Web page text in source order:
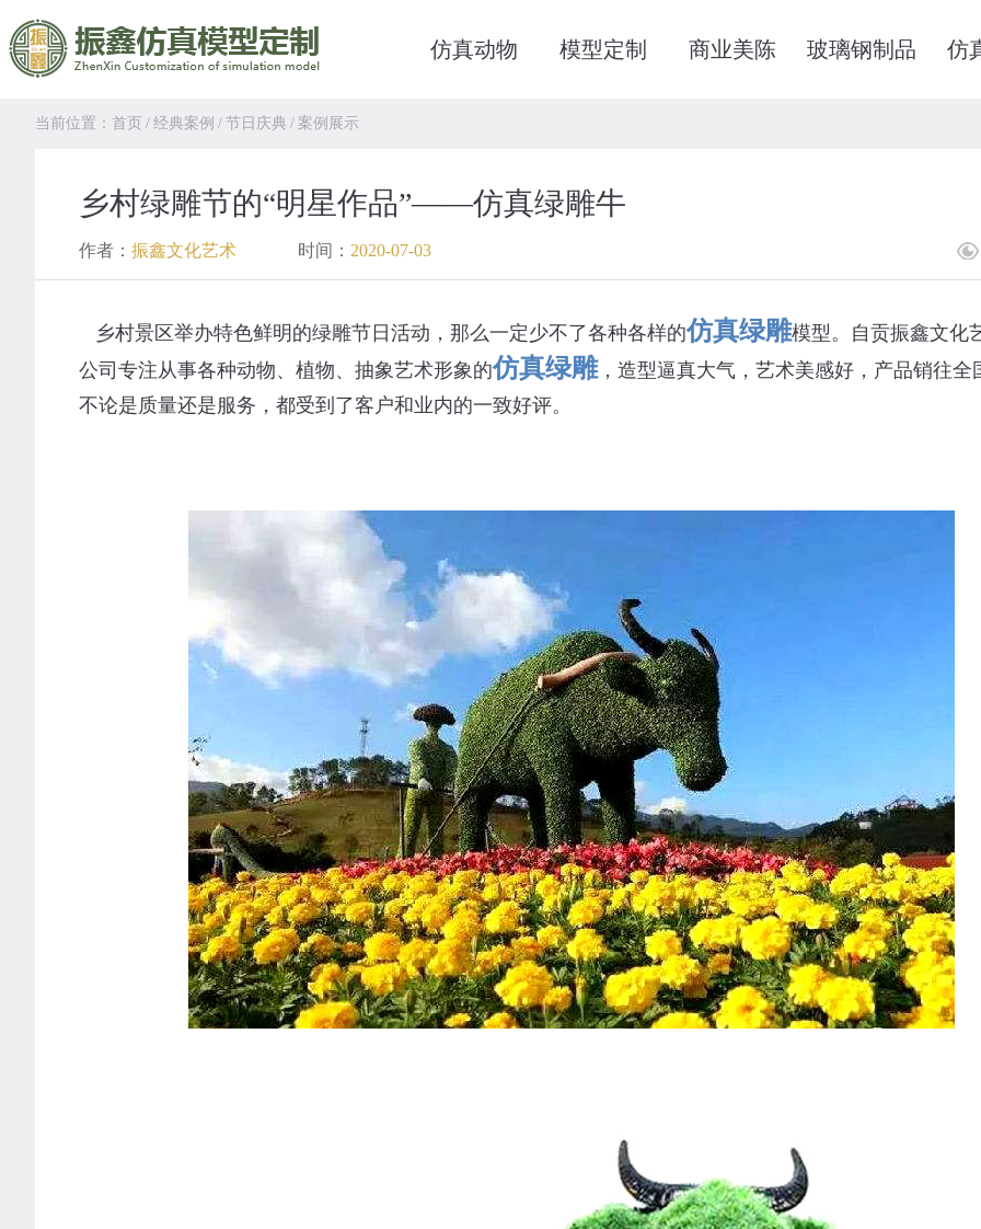
仿真动物 模型定制 商业美陈 玻璃钢制品 仿
当前位置： 首页 / 经典案例 / 节日庆典 / 案例展示
乡村绿雕节的“明星作品”——仿真绿雕牛
作者： 振鑫文化艺术 时间： 2020-07-03
乡村景区举办特色鲜明的绿雕节日活动，那么一定少不了各种各样的仿真绿雕模型。自贡振鑫文化
公司专注从事各种动物、植物、抽象艺术形象的仿真绿雕，造型逼真大气，艺术美感好，产品销往全
不论是质量还是服务，都受到了客户和业内的一致好评。
布置主题公园用的仿真昆虫模型是如何制作的？
仿真昆虫模型就是运用现代
的科技手段，根据昆虫本身
的造型结构按照比例放大百
倍、千倍制作出逼真的仿真
模型，仿真昆虫的外观、造
型、动作等方面都非常逼
真，形体栩栩如生，动作惟
妙惟肖。
奥特曼又称“初代奥特曼”，
是日本奥特曼系列中的巨大
变身英雄，有着人类无法理
解的强悍身体结构，身体素
质和器官功能都凌驾于人类
数千倍之上。这些都让奥特
曼能在和怪兽、外星人的搏
斗中凭借身体素质施展出各
种格斗术和光线技等。
复原制
造型、
真，形
妙惟肖。
1 2 3 4 5 6